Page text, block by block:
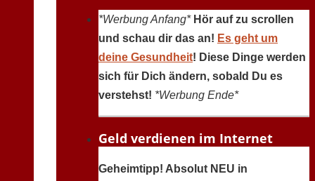
*Werbung Anfang* Hör auf zu scrollen
und schau dir das an! Es geht um
deine Gesundheit! Diese Dinge werden
sich für Dich ändern, sobald Du es
verstehst! *Werbung Ende*
Geld verdienen im Internet
Geheimtipp! Absolut NEU in